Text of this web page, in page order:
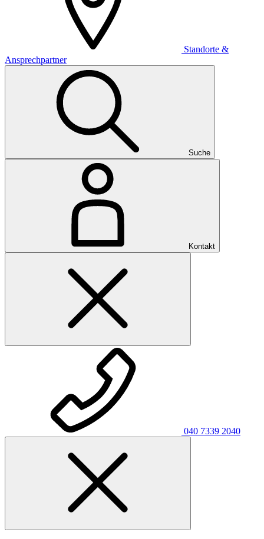
Standorte &
Ansprechpartner
Suche
Kontakt
040 7339 2040